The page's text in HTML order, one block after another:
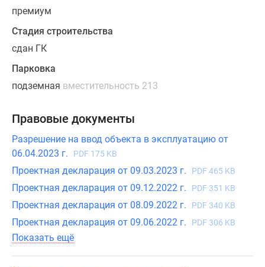
квартиры
премиум
Стадия строительства
сдан ГК
Парковка
подземная вместительность 213
Правовые документы
Разрешение на ввод объекта в эксплуатацию от
06.04.2023 г.
PDF 175 KB
Проектная декларация от 09.03.2023 г. PDF 465 KB
Проектная декларация от 09.12.2022 г. PDF 351 KB
Проектная декларация от 08.09.2022 г. PDF 340 KB
Проектная декларация от 09.06.2022 г. PDF 306 KB
Показать ещё